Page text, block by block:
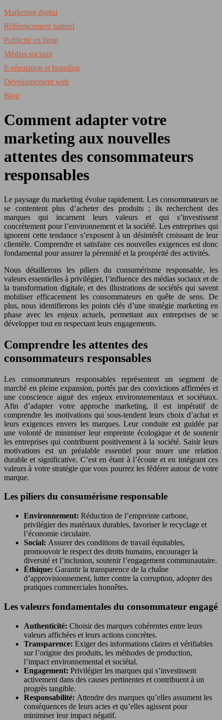
Marketing digital
Référencement naturel
Publicité en ligne
Médias sociaux
E-réputation et branding
Développement web
Blog
Comment adapter votre
marketing aux nouvelles
attentes des consommateurs
responsables
Le paysage du marketing évolue rapidement. Les consommateurs ne
se contentent plus d’acheter des produits ; ils recherchent des
marques qui incarnent leurs valeurs et qui s’investissent
concrètement pour l’environnement et la société. Les entreprises qui
ignorent cette tendance s’exposent à un désintérêt croissant de leur
clientèle. Comprendre et satisfaire ces nouvelles exigences est donc
fondamental pour assurer la pérennité et la prospérité des activités.
Nous détaillerons les piliers du consumérisme responsable, les
valeurs essentielles à privilégier, l’influence des médias sociaux et de
la transformation digitale, et des illustrations de sociétés qui savent
mobiliser efficacement les consommateurs en quête de sens. De
plus, nous identifierons les points clés d’une stratégie marketing en
phase avec les enjeux actuels, permettant aux entreprises de se
développer tout en respectant leurs engagements.
Comprendre les attentes des
consommateurs responsables
Les consommateurs responsables représentent un segment de
marché en pleine expansion, portés par des convictions affirmées et
une conscience aiguë des enjeux environnementaux et sociétaux.
Afin d’adapter votre approche marketing, il est impératif de
comprendre les motivations qui sous-tendent leurs choix d’achat et
leurs exigences envers les marques. Leur conduite est guidée par
une volonté de minimiser leur empreinte écologique et de soutenir
les entreprises qui contribuent positivement à la société. Saisir leurs
motivations est un préalable essentiel pour nouer une relation
durable et significative. C’est en étant à l’écoute et en intégrant ces
valeurs à votre stratégie que vous pourrez les fédérer autour de votre
marque.
Les piliers du consumérisme responsable
Environnement: Réduction de l’empreinte carbone,
privilégier des matériaux durables, favoriser le recyclage et
l’économie circulaire.
Social: Assurer des conditions de travail équitables,
promouvoir le respect des droits humains, encourager la
diversité et l’inclusion, soutenir l’engagement communautaire.
Éthique: Garantir la transparence de la chaîne
d’approvisionnement, lutter contre la corruption, adopter des
pratiques commerciales honnêtes.
Les valeurs fondamentales du consommateur engagé
Authenticité: Choisir des marques cohérentes entre leurs
valeurs affichées et leurs actions concrètes.
Transparence: Exiger des informations claires et vérifiables
sur l’origine des produits, les méthodes de production,
l’impact environnemental et sociétal.
Engagement: Privilégier les marques qui s’investissent
activement dans des causes pertinentes et contribuent à un
progrès tangible.
Responsabilité: Attendre des marques qu’elles assument les
conséquences de leurs actes et qu’elles agissent pour
minimiser leur impact négatif.